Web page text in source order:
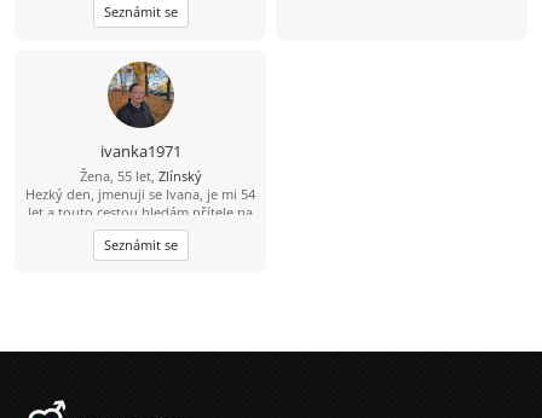
uvidí....
Seznámit se
ivanka1971
Žena, 55 let, Zlínský
Hezký den, jmenuji se Ivana, je mi 54
let a touto cestou hledám přítele na
vážný vztah ve věku 45-60 let. Jsem
ze Zlína a mám 2 dospělé dcery. Mezi
mé koníčky patří procházky, výlety,
Seznámit se